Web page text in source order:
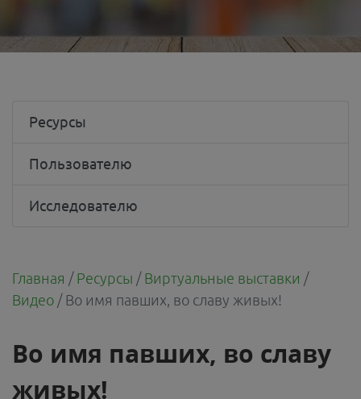
Ресурсы
Пользователю
Исследователю
Главная / Ресурсы / Виртуальные выставки /
Видео / Во имя павших, во славу живых!
Во имя павших, во славу
живых!